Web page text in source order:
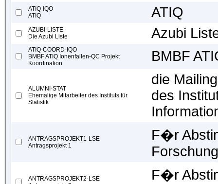
ATIQ-IQO
ATIQ
ATIQ
AZUBI-LISTE
Die Azubi Liste
Azubi
ATIQ-COORD-IQO
BMBF ATIQ Ionenfallen-QC Projekt
Koordination
BMBF
ALUMNI-STAT
Ehemalige Mitarbeiter des Instituts für
Statistik
die
des
ANTRAGSPROJEKT1-LSE
Antragsprojekt 1
F�r
Forschung
ANTRAGSPROJEKT2-LSE
F�r